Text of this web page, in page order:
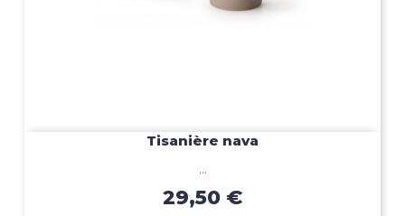
Tisanière nava
...
29,50 €